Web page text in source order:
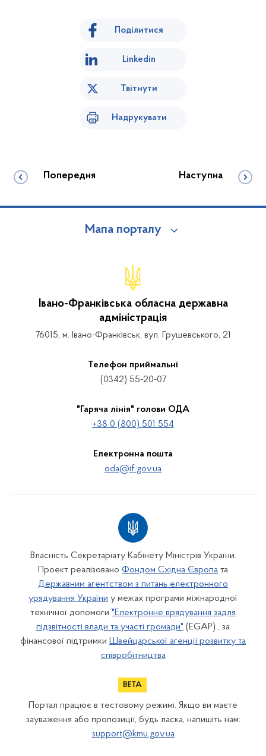
Поділитися
Linkedin
Твітнути
Надрукувати
Попередня Наступна
Мапа порталу
Івано-Франківська обласна державна
адміністрація
76015, м. Івано-Франківськ, вул. Грушевського, 21
Телефон приймальні
(0342) 55-20-07
"Гаряча лінія" голови ОДА
+38 0 (800) 501 554
Електронна пошта
oda@if.gov.ua
Власність Секретаріату Кабінету Міністрів України.
Проект реалізовано Фондом Східна Європа та
Державним агентством з питань електронного
урядування України у межах програми міжнародної
технічної допомоги "Електронне врядування задля
підзвітності влади та участі громади" (EGAP) , за
фінансової підтримки Швейцарської агенції розвитку та
співробітництва
Портал працює в тестовому режимі. Якщо ви маєте
зауваження або пропозиції, будь ласка, напишіть нам:
support@kmu.gov.ua